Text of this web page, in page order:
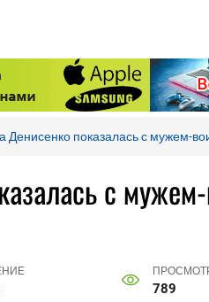
Денисенко показалась с мужем-
с
789